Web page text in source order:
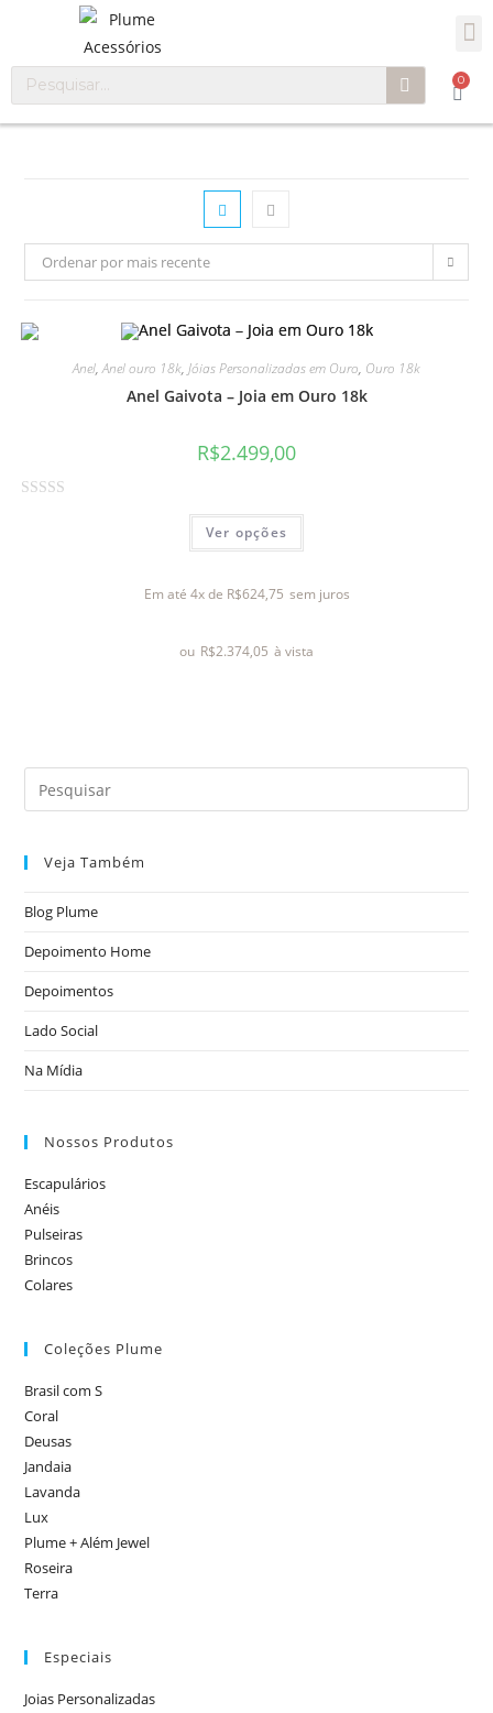
0
Ordenar por mais recente
Anel,Anel ouro 18k, Jóias Personalizadas em Ouro, Ouro 18k
Anel Gaivota – Joia em Ouro 18k
R$2.499,00
Ver opções
Em até 4x de R$624,75 sem juros
ou R$2.374,05 à vista
Veja Também
Blog Plume
Depoimento Home
Depoimentos
Lado Social
Na Mídia
Nossos Produtos
Escapulários
Anéis
Pulseiras
Brincos
Colares
Coleções Plume
Brasil com S
Coral
Deusas
Jandaia
Lavanda
Lux
Plume + Além Jewel
Roseira
Terra
Especiais
Joias Personalizadas